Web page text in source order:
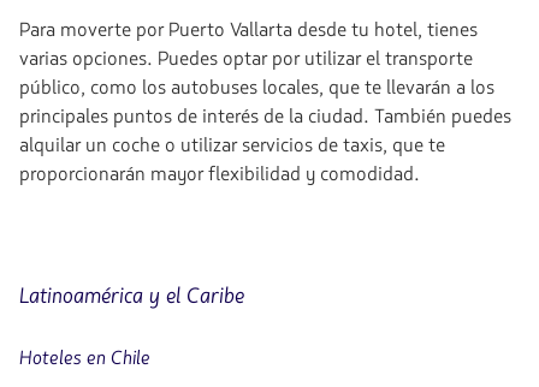
Para moverte por Puerto Vallarta desde tu hotel, tienes
varias opciones. Puedes optar por utilizar el transporte
público, como los autobuses locales, que te llevarán a los
principales puntos de interés de la ciudad. También puedes
alquilar un coche o utilizar servicios de taxis, que te
proporcionarán mayor flexibilidad y comodidad.
Latinoamérica y el Caribe
Hoteles en Chile